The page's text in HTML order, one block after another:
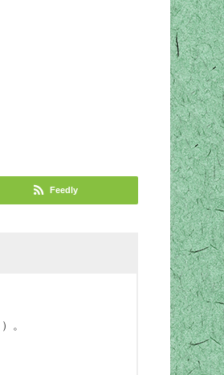
Feedly
。